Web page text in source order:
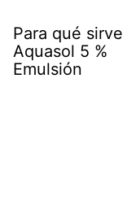
Para qué sirve
Aquasol 5 %
Emulsión